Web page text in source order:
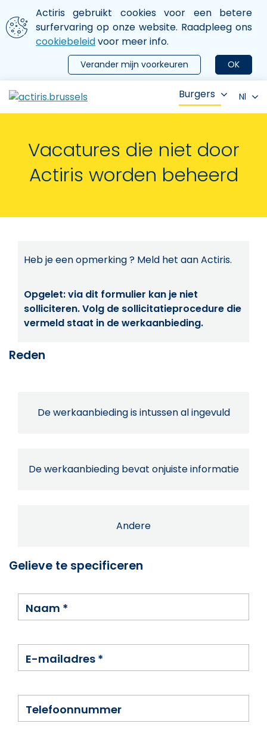
Aller au contenu principal
We gebruiken cookies
Actiris gebruikt cookies voor een betere
surfervaring op onze website. Raadpleeg ons
cookiebeleidvoor meer info.
OK
Verander mijn voorkeuren
le menu
Burgers Nl
Vacatures die niet door
Actiris worden beheerd
Heb je een opmerking ? Meld het aan Actiris.
Opgelet: via dit formulier kan je niet
solliciteren. Volg de sollicitatieprocedure die
vermeld staat in de werkaanbieding.
Reden
De werkaanbieding is intussen al ingevuld
De werkaanbieding bevat onjuiste informatie
Andere
Gelieve te specificeren
Naam *
E-mailadres *
Telefoonnummer